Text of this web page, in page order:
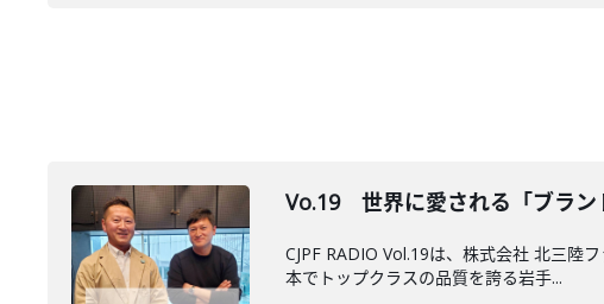
Vo.19 世界に愛される「ブラン
CJPF RADIO Vol.19は、株式会社 北三陸
本でトップクラスの品質を誇る岩手...